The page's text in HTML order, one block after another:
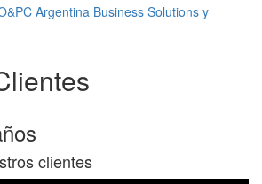
Argentina Business Solutions y
clientes